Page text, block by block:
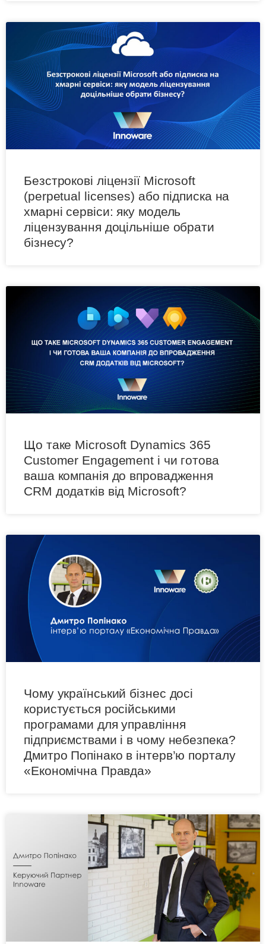
Безстрокові ліцензії Microsoft
(perpetual licenses) або підписка на
хмарні сервіси: яку модель
ліцензування доцільніше обрати
бізнесу?
Що таке Microsoft Dynamics 365
Customer Engagement і чи готова
ваша компанія до впровадження
СRM додатків від Microsoft?
Чому український бізнес досі
користується російськими
програмами для управління
підприємствами і в чому небезпека?
Дмитро Попінако в інтерв’ю порталу
«Економічна Правда»